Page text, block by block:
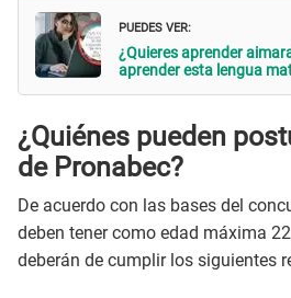
PUEDES VER:
¿Quieres aprender
aprender esta lengua
¿Quiénes pueden
de Pronabec?
De acuerdo con las bases del
deben tener como edad máxima
deberán de cumplir los siguientes